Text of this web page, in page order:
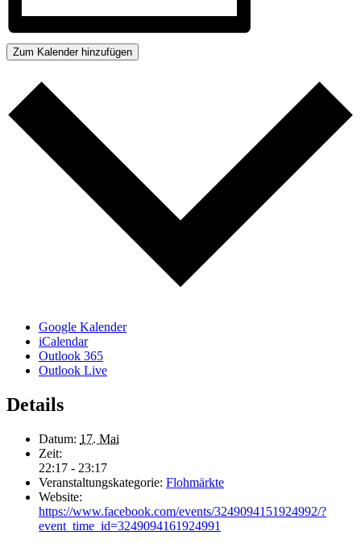
Zum Kalender hinzufügen
Google Kalender
iCalendar
Outlook 365
Outlook Live
Details
Datum: 17. Mai
Zeit:
22:17 - 23:17
Veranstaltungskategorie: Flohmärkte
Website:
https://www.facebook.com/events/3249094151924992/?
event_time_id=3249094161924991